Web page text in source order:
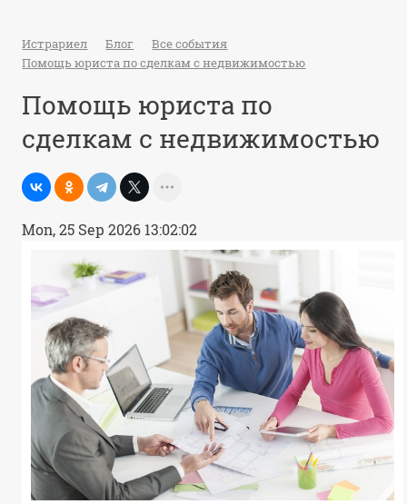
Истрариел Блог
Все события
Помощь юриста по сделкам с недвижимостью
Помощь юриста по
сделкам с недвижимостью
Mon, 25 Sep 2026 13:02:02